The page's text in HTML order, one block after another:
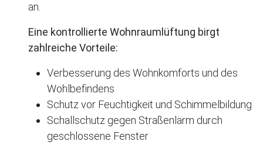
an.
Eine kontrollierte Wohnraumlüftung birgt
zahlreiche Vorteile:
Verbesserung des Wohnkomforts und des
Wohlbefindens
Schutz vor Feuchtigkeit und Schimmelbildung
Schallschutz gegen Straßenlärm durch
geschlossene Fenster